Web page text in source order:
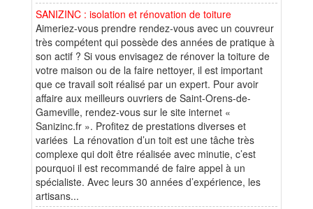
SANIZINC : isolation et rénovation de toiture
Aimeriez-vous prendre rendez-vous avec un couvreur
très compétent qui possède des années de pratique à
son actif ? Si vous envisagez de rénover la toiture de
votre maison ou de la faire nettoyer, il est important
que ce travail soit réalisé par un expert. Pour avoir
affaire aux meilleurs ouvriers de Saint-Orens-de-
Gameville, rendez-vous sur le site internet «
Sanizinc.fr ». Profitez de prestations diverses et
variées La rénovation d’un toit est une tâche très
complexe qui doit être réalisée avec minutie, c’est
pourquoi il est recommandé de faire appel à un
spécialiste. Avec leurs 30 années d’expérience, les
artisans...